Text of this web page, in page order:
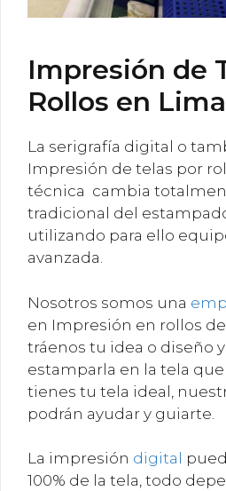
Impresión de
Rollos en
La serigrafía digital o
Impresión de telas por
técnica cambia
tradicional del
utilizando para ello
avanzada.
Nosotros somos una
en Impresión en rollos
tráenos tu idea o diseño
estamparla en la tela que
tienes tu tela ideal,
podrán ayudar y guiarte.
La impresión digital
100% de la tela, todo